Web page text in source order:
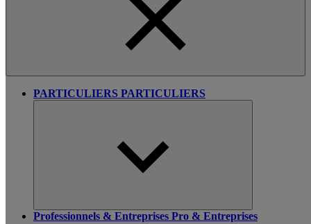
PARTICULIERS PARTICULIERS
Professionnels & Entreprises Pro & Entreprises